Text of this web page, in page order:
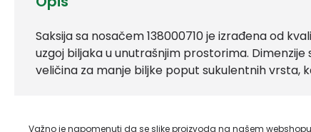
Saksija sa nosačem 138000710 je izrađena od
uzgoj biljaka u unutrašnjim prostorima. Dimenzije
veličina za manje biljke poput sukulentnih vrsta,
Važno je napomenuti da se slike proizvoda na našem